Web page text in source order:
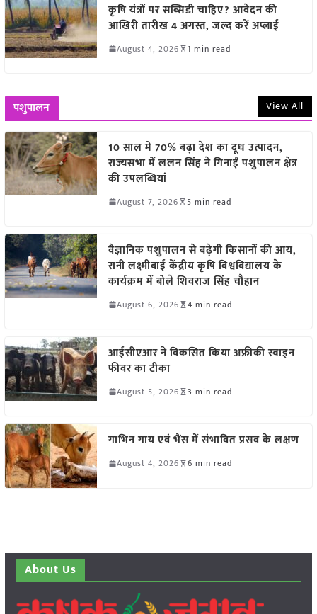
कृषि यंत्रों पर सब्सिडी चाहिए? आवेदन की
आखिरी तारीख 4 अगस्त, जल्द करें अप्लाई
August 4, 2026 1 min read
पशुपालन View All
10 साल में 70% बढ़ा देश का दूध उत्पादन,
राज्यसभा में ललन सिंह ने गिनाईं पशुपालन क्षेत्र
की उपलब्धियां
August 7, 2026 5 min read
वैज्ञानिक पशुपालन से बढ़ेगी किसानों की आय,
रानी लक्ष्मीबाई केंद्रीय कृषि विश्वविद्यालय के
कार्यक्रम में बोले शिवराज सिंह चौहान
August 6, 2026 4 min read
आईसीएआर ने विकसित किया अफ्रीकी स्वाइन
फीवर का टीका
August 5, 2026 3 min read
गाभिन गाय एवं भैंस में संभावित प्रसव के लक्षण
August 4, 2026 6 min read
About Us